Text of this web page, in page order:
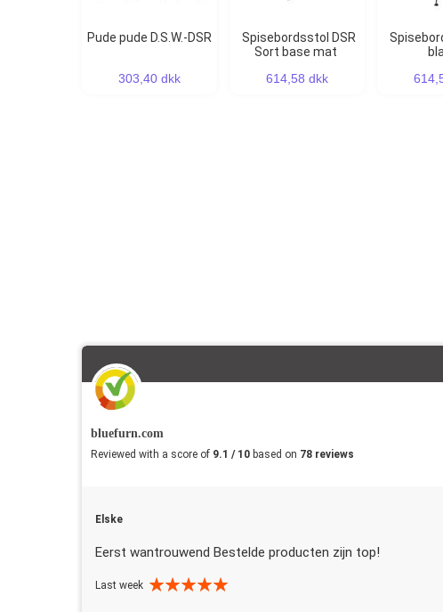
Pude pude D.S.W.-DSR
303,40 dkk
Spisebordsstol DSR
Sort base mat
614,58 dkk
Spisebordsstol DSR
bluefurn.com
Reviewed with a score of 9.1 / 10 based on 78 reviews
Elske
Eerst wantrouwend Bestelde producten zijn top!
Last week